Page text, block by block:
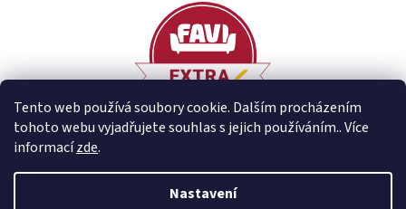
Tento web používá soubory cookie. Dalším procházením
tohoto webu vyjadřujete souhlas s jejich používáním.. Více
informacízde.
Nastavení